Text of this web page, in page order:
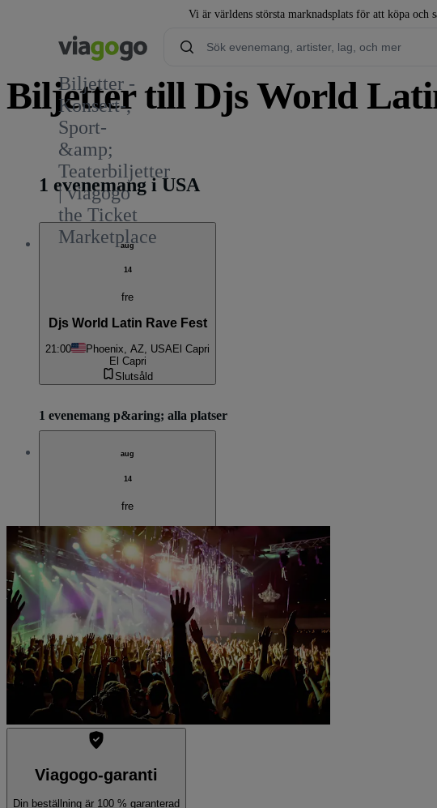
Vi är världens största marknadsplats för att köpa
Biljetter -
Konsert-,
Sport-
&amp;
Teaterbiljetter
| viagogo
the Ticket
Marketplace
Biljetter till Djs World
1
1 evenemang i USA
aug
14
fre
Djs World Latin Rave Fest
21:00 Phoenix, AZ, USAEl Capri
El Capri
Slutsåld
1 evenemang p&aring; alla platser
aug
14
fre
Djs World Latin Rave Fest
21:00 Phoenix, AZ, USAEl Capri
El Capri
Slutsåld
Viagogo-garanti
Din beställning är 100 % garanterad